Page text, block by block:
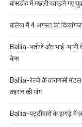
बांसडीह में मछली पकड़ने गए
बलिया में 4 अगस्त को
Ballia-भतीजे और भाई-भाभी
केस
Ballia-रेलवे के वाराणसी
ठहराव की मांग
Ballia-पट्टीदारों के झगड़े में